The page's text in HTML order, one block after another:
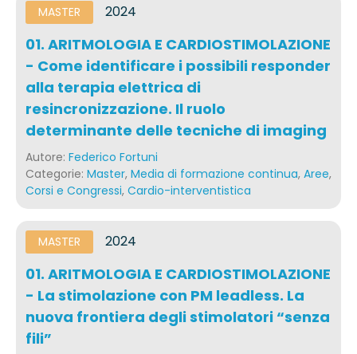
MASTER
2024
01. ARITMOLOGIA E CARDIOSTIMOLAZIONE
- Come identificare i possibili responder
alla terapia elettrica di
resincronizzazione. Il ruolo
determinante delle tecniche di imaging
Autore: Federico Fortuni
Categorie: Master, Media di formazione continua, Aree,
Corsi e Congressi, Cardio-interventistica
MASTER 2024
01. ARITMOLOGIA E CARDIOSTIMOLAZIONE
- La stimolazione con PM leadless. La
nuova frontiera degli stimolatori “senza
fili”